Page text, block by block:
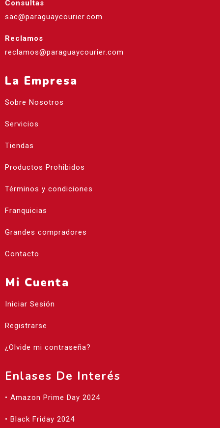
Consultas
sac@paraguaycourier.com
Reclamos
reclamos@paraguaycourier.com
La Empresa
Sobre Nosotros
Servicios
Tiendas
Productos Prohibidos
Términos y condiciones
Franquicias
Grandes compradores
Contacto
Mi Cuenta
Iniciar Sesión
Registrarse
¿Olvide mi contraseña?
Enlases De Interés
• Amazon Prime Day 2024
• Black Friday 2024